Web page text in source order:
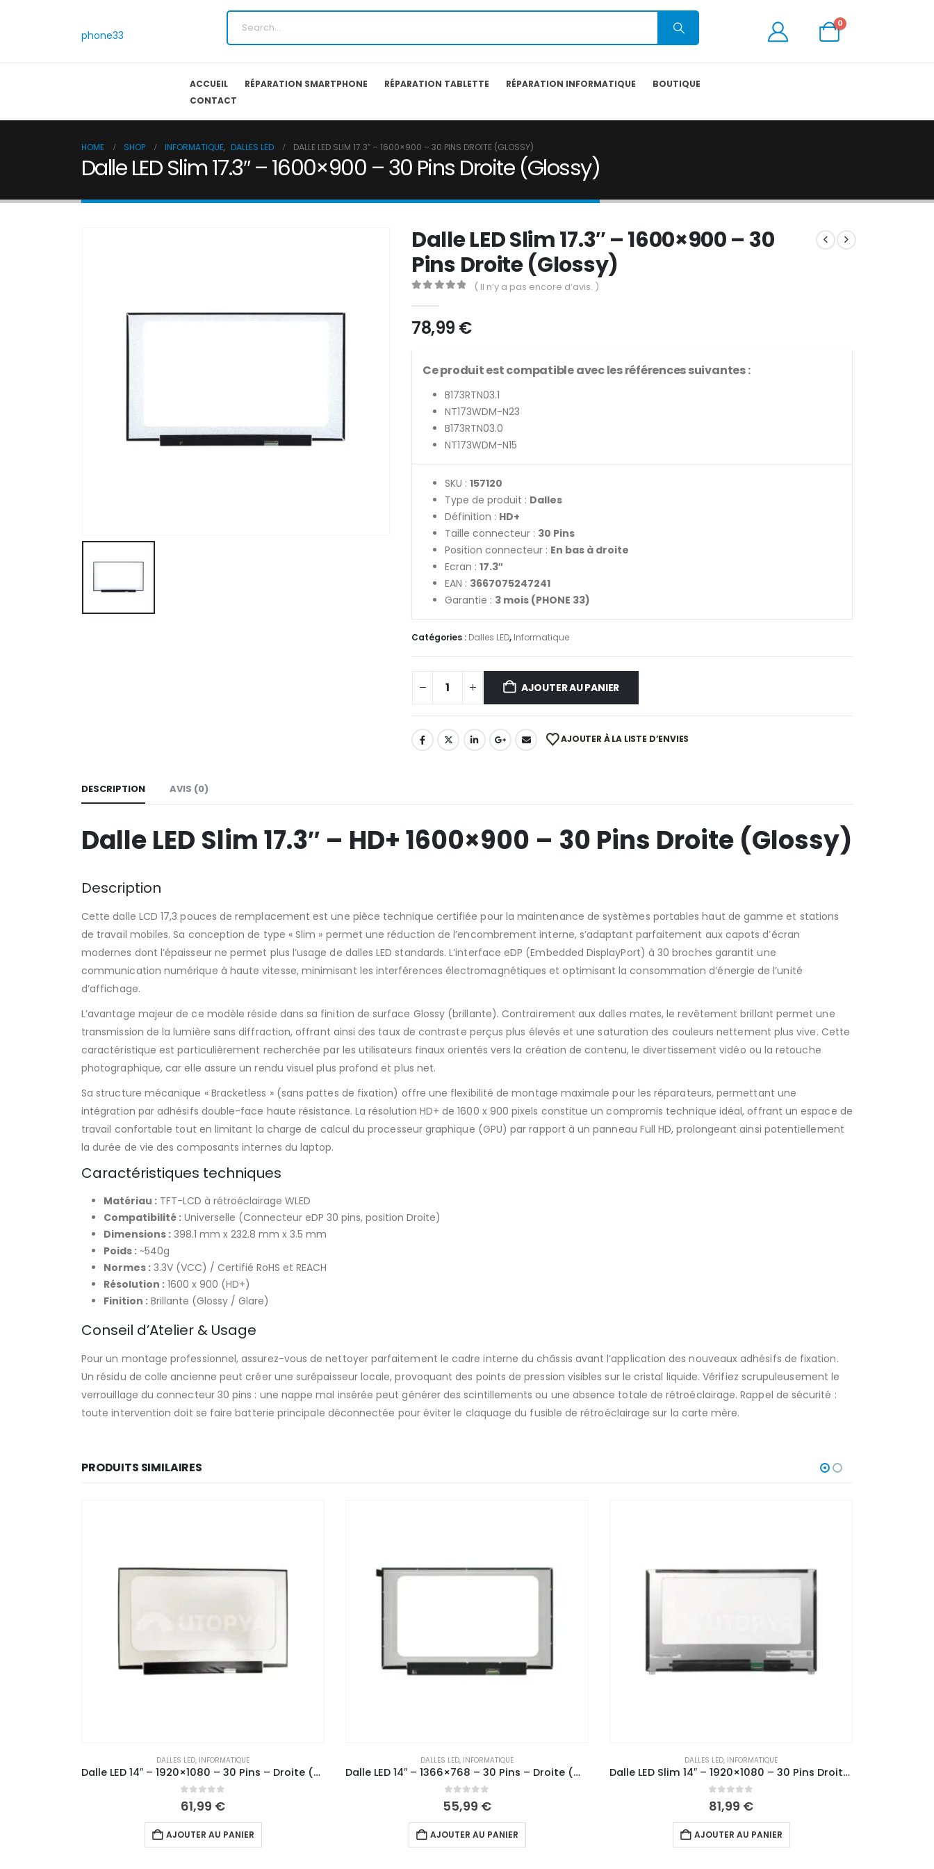
phone33
0
ACCUEIL RÉPARATION SMARTPHONE RÉPARATION TABLETTE RÉPARATION INFORMATIQUE
BOUTIQUE
CONTACT
HOME SHOP INFORMATIQUE, DALLES LED DALLE LED SLIM 17.3″ – 1600×900 – 30 PINS DROITE (GLOSSY)
Dalle LED Slim 17.3″ – 1600×900 – 30 Pins Droite (Glossy)
Dalle LED Slim 17.3″ – 1600×900 – 30
Pins Droite (Glossy)
( Il n’y a pas encore d’avis. )
78,99 €
Ce produit est compatible avec les références suivantes :
B173RTN03.1
NT173WDM-N23
B173RTN03.0
NT173WDM-N15
SKU : 157120
Type de produit : Dalles
Définition : HD+
Taille connecteur : 30 Pins
Position connecteur : En bas à droite
Ecran : 17.3″
EAN : 3667075247241
Garantie : 3 mois (PHONE 33)
Catégories : Dalles LED, Informatique
AJOUTER AU PANIER
AJOUTER À LA LISTE D’ENVIES
DESCRIPTION AVIS (0)
Dalle LED Slim 17.3″ – HD+ 1600×900 – 30 Pins Droite (Glossy)
Description
Cette dalle LCD 17,3 pouces de remplacement est une pièce technique certifiée pour la maintenance de systèmes portables haut de gamme et stations
de travail mobiles. Sa conception de type « Slim » permet une réduction de l’encombrement interne, s’adaptant parfaitement aux capots d’écran
modernes dont l’épaisseur ne permet plus l’usage de dalles LED standards. L’interface eDP (Embedded DisplayPort) à 30 broches garantit une
communication numérique à haute vitesse, minimisant les interférences électromagnétiques et optimisant la consommation d’énergie de l’unité
d’affichage.
L’avantage majeur de ce modèle réside dans sa finition de surface Glossy (brillante). Contrairement aux dalles mates, le revêtement brillant permet une
transmission de la lumière sans diffraction, offrant ainsi des taux de contraste perçus plus élevés et une saturation des couleurs nettement plus vive. Cette
caractéristique est particulièrement recherchée par les utilisateurs finaux orientés vers la création de contenu, le divertissement vidéo ou la retouche
photographique, car elle assure un rendu visuel plus profond et plus net.
Sa structure mécanique « Bracketless » (sans pattes de fixation) offre une flexibilité de montage maximale pour les réparateurs, permettant une
intégration par adhésifs double-face haute résistance. La résolution HD+ de 1600 x 900 pixels constitue un compromis technique idéal, offrant un espace de
travail confortable tout en limitant la charge de calcul du processeur graphique (GPU) par rapport à un panneau Full HD, prolongeant ainsi potentiellement
la durée de vie des composants internes du laptop.
Caractéristiques techniques
Matériau : TFT-LCD à rétroéclairage WLED
Compatibilité : Universelle (Connecteur eDP 30 pins, position Droite)
Dimensions : 398.1 mm x 232.8 mm x 3.5 mm
Poids : ~540g
Normes : 3.3V (VCC) / Certifié RoHS et REACH
Résolution : 1600 x 900 (HD+)
Finition : Brillante (Glossy / Glare)
Conseil d’Atelier & Usage
Pour un montage professionnel, assurez-vous de nettoyer parfaitement le cadre interne du châssis avant l’application des nouveaux adhésifs de fixation.
Un résidu de colle ancienne peut créer une surépaisseur locale, provoquant des points de pression visibles sur le cristal liquide. Vérifiez scrupuleusement le
verrouillage du connecteur 30 pins : une nappe mal insérée peut générer des scintillements ou une absence totale de rétroéclairage. Rappel de sécurité :
toute intervention doit se faire batterie principale déconnectée pour éviter le claquage du fusible de rétroéclairage sur la carte mère.
PRODUITS SIMILAIRES
DALLES LED, INFORMATIQUE
Dalle LED 14″ – 1366×768 – 30 Pins – Droite (Matte)
0out of 5
55,99€
AJOUTER AU PANIER
DALLES LED, INFORMATIQUE
Dalle LED Slim 14″ – 1920×1080 – 30 Pins Droite (Matte)
0 out of 5
81,99 €
AJOUTER AU PANIER
DALLES LED INFORMATIQUE
AJOUTER AU PANIER